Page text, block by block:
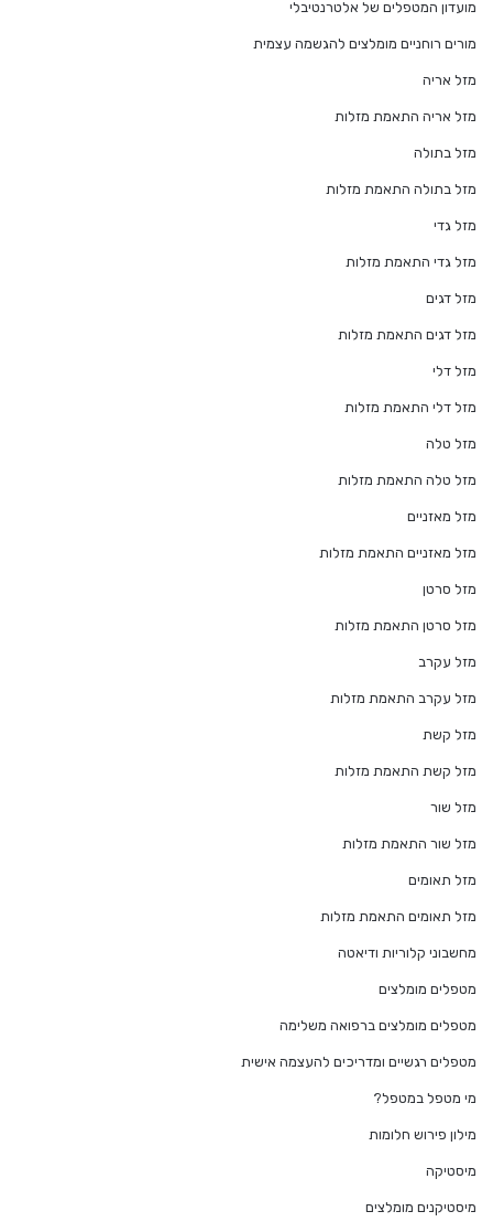
מועדון המטפלים של אלטרנטיבלי
מורים רוחניים מומלצים להגשמה עצמית
מזל אריה
מזל אריה התאמת מזלות
מזל בתולה
מזל בתולה התאמת מזלות
מזל גדי
מזל גדי התאמת מזלות
מזל דגים
מזל דגים התאמת מזלות
מזל דלי
מזל דלי התאמת מזלות
מזל טלה
מזל טלה התאמת מזלות
מזל מאזניים
מזל מאזניים התאמת מזלות
מזל סרטן
מזל סרטן התאמת מזלות
מזל עקרב
מזל עקרב התאמת מזלות
מזל קשת
מזל קשת התאמת מזלות
מזל שור
מזל שור התאמת מזלות
מזל תאומים
מזל תאומים התאמת מזלות
מחשבוני קלוריות ודיאטה
מטפלים מומלצים
מטפלים מומלצים ברפואה משלימה
מטפלים רגשיים ומדריכים להעצמה אישית
מי מטפל במטפל?
מילון פירוש חלומות
מיסטיקה
מיסטיקנים מומלצים